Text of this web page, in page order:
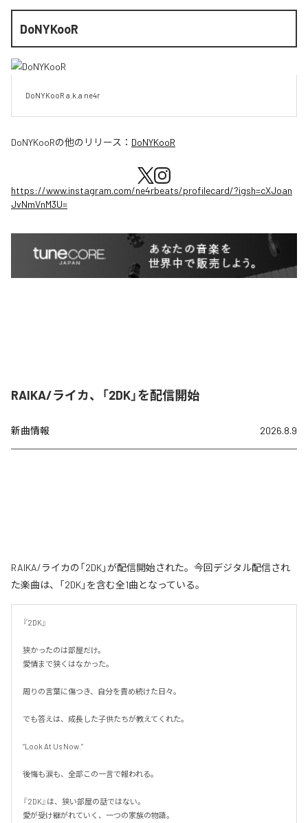
DoNYKooR
DoNYKooR a.k.a ne4r
DoNYKooRの他のリリース： DoNYKooR
https://www.instagram.com/ne4rbeats/profilecard/?igsh=cXJoan
JvNmVnM3U=
RAIKA/ライカ、「2DK」を配信開始
新曲情報 2026.8.9
RAIKA/ライカの「2DK」が配信開始された。今回デジタル配信され
た楽曲は、「2DK」を含む全1曲となっている。
『2DK』
狭かったのは部屋だけ。
愛情まで狭くはなかった。
周りの言葉に傷つき、自分を責め続けた日々。
でも答えは、成長した子供たちが教えてくれた。
“Look At Us Now.”
後悔も涙も、全部この一言で報われる。
『2DK』は、狭い部屋の話ではない。
愛が受け継がれていく、一つの家族の物語。